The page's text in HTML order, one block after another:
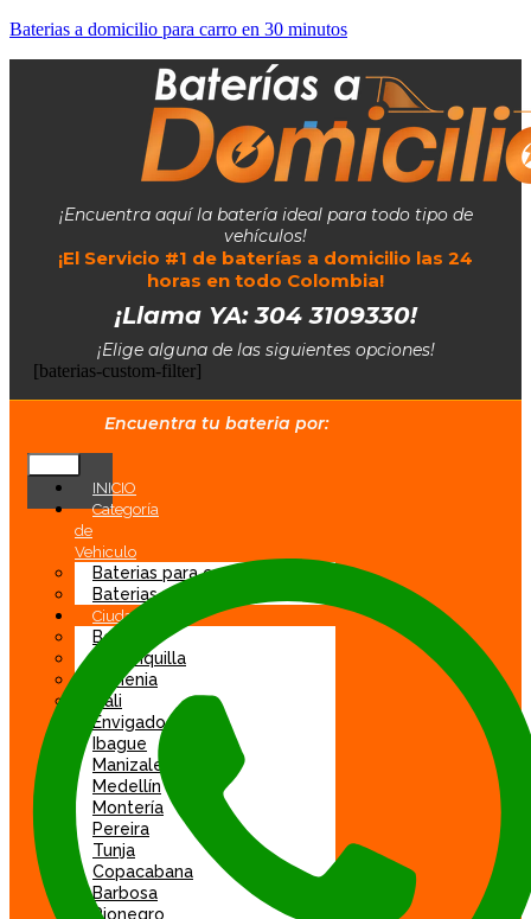
Baterias a domicilio para carro en 30 minutos
¡Encuentra aquí la batería ideal para todo tipo de
vehículos!
¡El Servicio #1 de baterías a domicilio las 24
horas en todo Colombia!
¡Llama YA: 304 3109330!
¡Elige alguna de las siguientes opciones!
[baterias-custom-filter]
Encuentra tu bateria por:
INICIO
Categoría
de
Vehiculo
Baterias para carro
Baterias para moto
Ciudad
Bogotá
Barranquilla
Armenia
Cali
Envigado
Ibague
Manizales
Medellín
Montería
Pereira
Tunja
Copacabana
Barbosa
Rionegro